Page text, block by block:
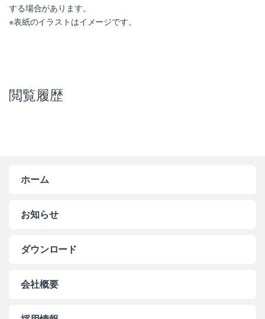
する場合があります。
※表紙のイラストはイメージです。
閲覧履歴
ホーム
お知らせ
ダウンロード
会社概要